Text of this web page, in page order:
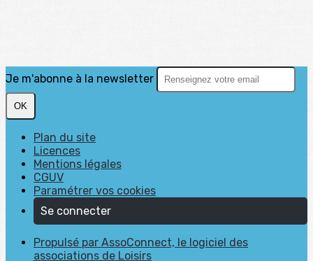
Je m'abonne à la newsletter
OK
Plan du site
Licences
Mentions légales
CGUV
Paramétrer vos cookies
Se connecter
Propulsé par AssoConnect, le logiciel des
associations de Loisirs